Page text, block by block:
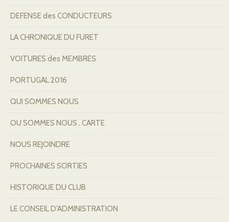
DEFENSE des CONDUCTEURS
LA CHRONIQUE DU FURET
VOITURES des MEMBRES
PORTUGAL 2016
QUI SOMMES NOUS
OU SOMMES NOUS . CARTE
NOUS REJOINDRE
PROCHAINES SORTIES
HISTORIQUE DU CLUB
LE CONSEIL D'ADMINISTRATION